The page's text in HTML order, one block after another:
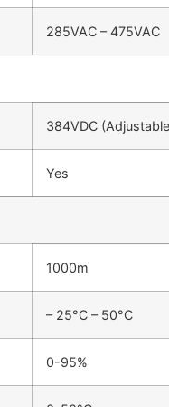
285VAC – 475VAC
384VDC
Yes
1000m
– 25°C – 50°C
0-95%